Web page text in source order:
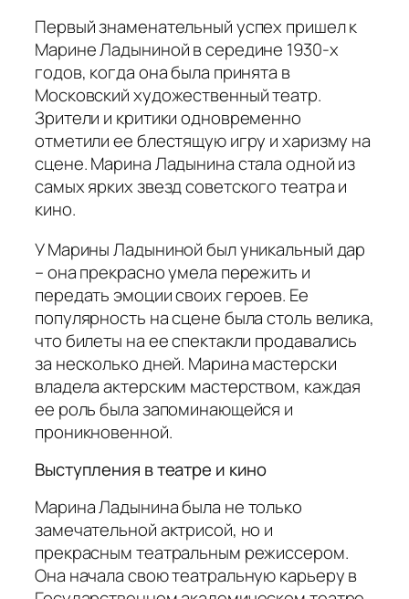
Первый знаменательный успех пришел к
Марине Ладыниной в середине 1930-х
годов, когда она была принята в
Московский художественный театр.
Зрители и критики одновременно
отметили ее блестящую игру и харизму на
сцене. Марина Ладынина стала одной из
самых ярких звезд советского театра и
кино.
У Марины Ладыниной был уникальный дар
– она прекрасно умела пережить и
передать эмоции своих героев. Ее
популярность на сцене была столь велика,
что билеты на ее спектакли продавались
за несколько дней. Марина мастерски
владела актерским мастерством, каждая
ее роль была запоминающейся и
проникновенной.
Выступления в театре и кино
Марина Ладынина была не только
замечательной актрисой, но и
прекрасным театральным режиссером.
Она начала свою театральную карьеру в